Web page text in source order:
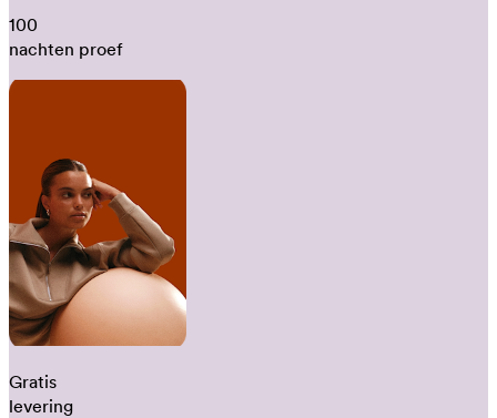
100
nachten proef
Gratis
levering